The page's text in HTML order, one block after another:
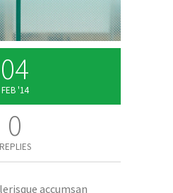
04
FEB '14
0
REPLIES
accumsan